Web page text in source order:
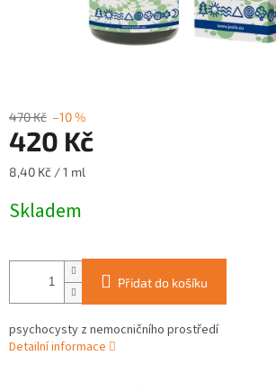
470 Kč –10 %
420 Kč
Měrná
8,40 Kč / 1 ml
Skladem
Přidat do košíku
psychocysty z nemocničního prostředí
Detailní informace